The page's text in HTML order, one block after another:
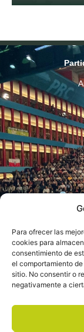
Para ofrecer las
cookies para
consentimiento de
el comportamiento
sitio. No consentir o
negativamente a